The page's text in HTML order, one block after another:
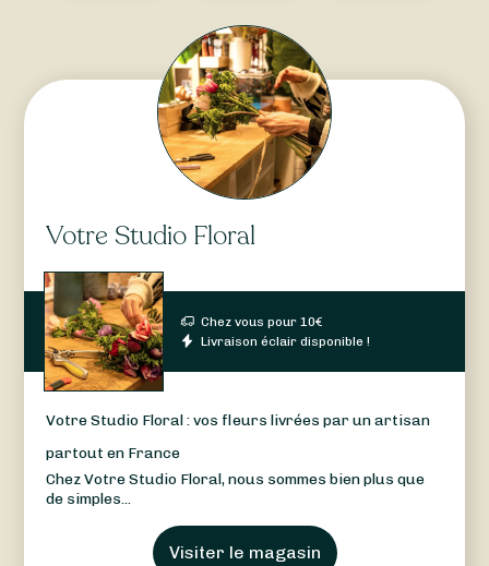
Votre Studio Floral
Chez vous pour10€
Livraison éclair disponible !
Votre Studio Floral : vos fleurs livrées par un artisan
partout en France
Chez Votre Studio Floral, nous sommes bien plus que
de simples...
Visiter le magasin